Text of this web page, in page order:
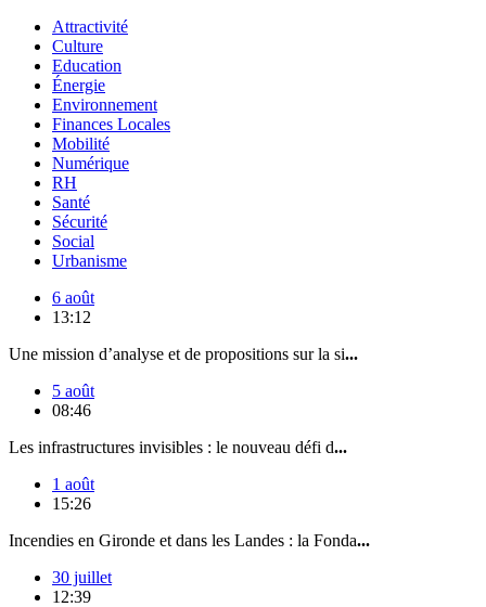
Attractivité
Culture
Education
Énergie
Environnement
Finances Locales
Mobilité
Numérique
RH
Santé
Sécurité
Social
Urbanisme
6 août
13:12
Une mission d’analyse et de propositions sur la si...
5 août
08:46
Les infrastructures invisibles : le nouveau défi d...
1 août
15:26
Incendies en Gironde et dans les Landes : la Fonda...
30 juillet
12:39